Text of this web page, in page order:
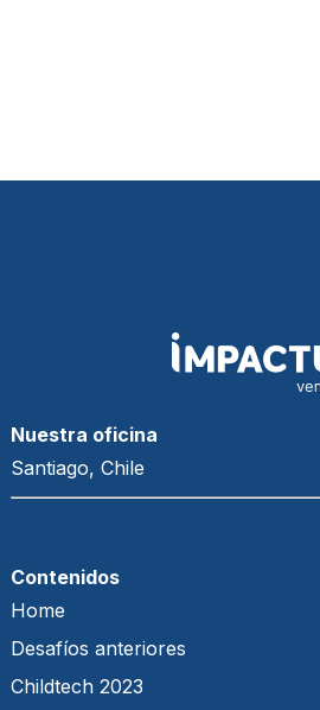
Nuestra oficina
Santiago, Chile
Contenidos
Home
Desafíos anteriores
Childtech 2023